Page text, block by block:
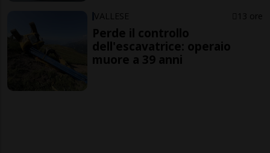
VALLESE 13 ore
Perde il controllo
dell'escavatrice: operaio
muore a 39 anni